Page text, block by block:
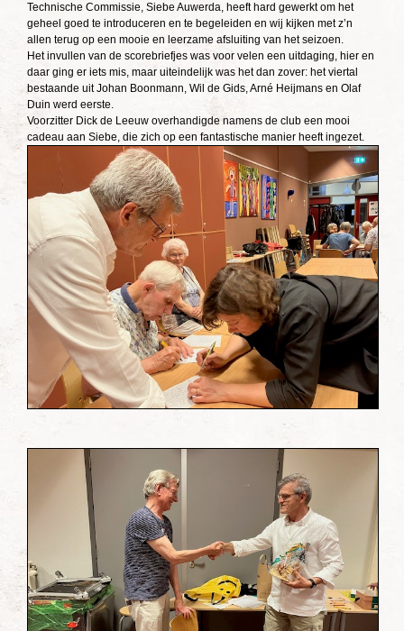
Technische Commissie, Siebe Auwerda, heeft hard gewerkt om het
geheel goed te introduceren en te begeleiden en wij kijken met z’n
allen terug op een mooie en leerzame afsluiting van het seizoen.
Het invullen van de scorebriefjes was voor velen een uitdaging, hier en
daar ging er iets mis, maar uiteindelijk was het dan zover: het viertal
bestaande uit Johan Boonmann, Wil de Gids, Arné Heijmans en Olaf
Duin werd eerste.
Voorzitter Dick de Leeuw overhandigde namens de club een mooi
cadeau aan Siebe, die zich op een fantastische manier heeft ingezet.